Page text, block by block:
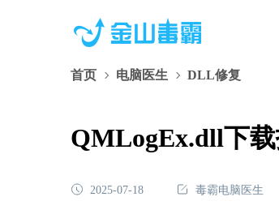
首页 电脑医生 DLL修复
QMLogEx.dll下
2025-07-18 毒霸电脑医生